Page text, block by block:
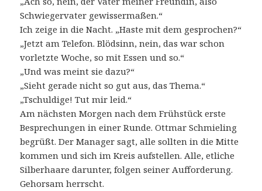
Schwiegervater gewissermaßen.“
Ich zeige in die Nacht. „Haste mit dem gesprochen?“
„Jetzt am Telefon. Blödsinn, nein, das war schon
vorletzte Woche, so mit Essen und so.“
„Und was meint sie dazu?“
„Sieht gerade nicht so gut aus, das Thema.“
„Tschuldige! Tut mir leid.“
Am nächsten Morgen nach dem Frühstück erste
Besprechungen in einer Runde. Ottmar Schmieling
begrüßt. Der Manager sagt, alle sollten in die Mitte
kommen und sich im Kreis aufstellen. Alle, etliche
Silberhaare darunter, folgen seiner Aufforderung.
Gehorsam herrscht.